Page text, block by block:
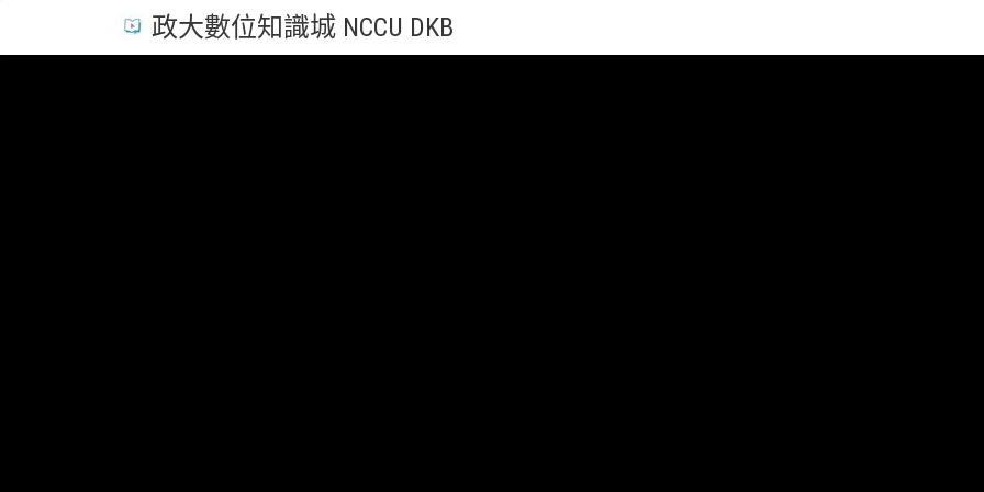
政大數位知識城 NCCU DKB